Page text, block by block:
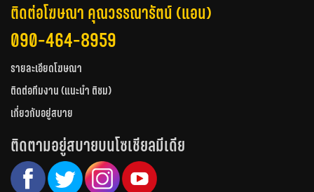
ติดต่อโฆษณา คุณวรรณารัตน์ (แอน)
090-464-8959
รายละเอียดโฆษณา
ติดต่อทีมงาน (แนะนำ ติชม)
เกี่ยวกับอยู่สบาย
ติดตามอยู่สบายบนโซเชียลมีเดีย